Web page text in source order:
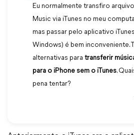
Eu normalmente transfiro
Music via iTunes no meu
mas passar pelo aplicativo
Windows) é bem inconveniente.
alternativas para transferir
para o iPhone sem o iTunes.
pena tentar?